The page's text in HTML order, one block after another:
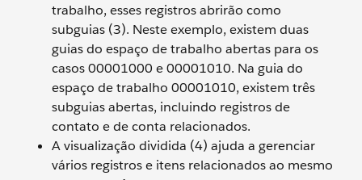
trabalho, esses registros abrirão como
subguias (3). Neste exemplo, existem duas
guias do espaço de trabalho abertas para os
casos 00001000 e 00001010. Na guia do
espaço de trabalho 00001010, existem três
subguias abertas, incluindo registros de
contato e de conta relacionados.
A visualização dividida (4) ajuda a gerenciar
vários registros e itens relacionados ao mesmo